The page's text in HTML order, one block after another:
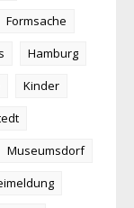
Formsache
Hamburg
Kinder
Museumsdorf